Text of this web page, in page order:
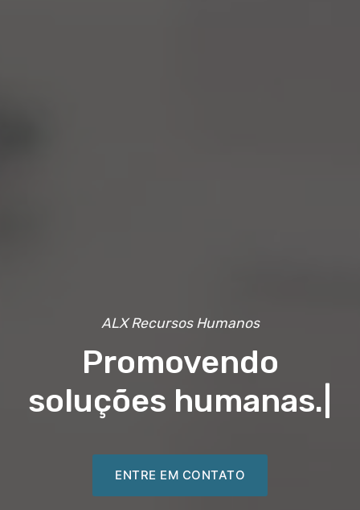
ALX Recursos Humanos
Promovendo
soluções humanas.
ENTRE EM CONTATO